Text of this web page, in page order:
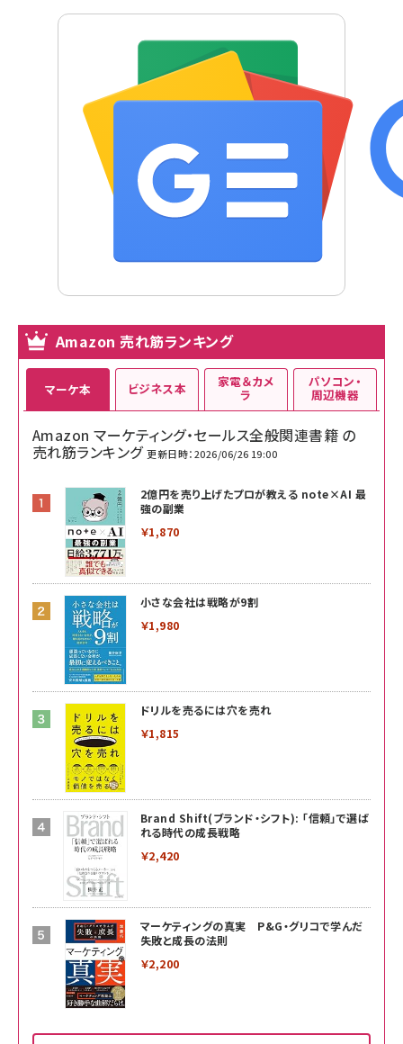
Amazon 売れ筋ランキング
マーケ本
Amazon マーケティング・セールス全般関連書籍 の
売れ筋ランキング 更新日時：2026/06/26 19:00
2億円を売り上げたプロが教える note×AI 最
強の副業
￥1,870
小さな会社は戦略が9割
￥1,980
ドリルを売るには穴を売れ
￥1,815
Brand Shift(ブランド・シフト): 「信頼」で選ば
れる時代の成長戦略
￥2,420
マーケティングの真実 P&G・グリコで学んだ
失敗と成長の法則
￥2,200
ビジネス本 家電＆カメ
ラ
パソコン・
周辺機器